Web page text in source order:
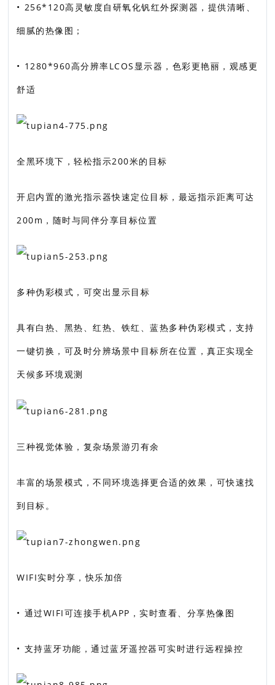
• 256*120高灵敏度自研氧化钒红外探测器，提供清晰、
细腻的热像图；
• 1280*960高分辨率LCOS显示器，色彩更艳丽，观感更
舒适
全黑环境下，轻松指示200米的目标
开启内置的激光指示器快速定位目标，最远指示距离可达
200m，随时与同伴分享目标位置
多种伪彩模式，可突出显示目标
具有白热、黑热、红热、铁红、蓝热多种伪彩模式，支持
一键切换，可及时分辨场景中目标所在位置，真正实现全
天候多环境观测
三种视觉体验，复杂场景游刃有余
丰富的场景模式，不同环境选择更合适的效果，可快速找
到目标。
WIFI实时分享，快乐加倍
• 通过WIFI可连接手机APP，实时查看、分享热像图
• 支持蓝牙功能，通过蓝牙遥控器可实时进行远程操控